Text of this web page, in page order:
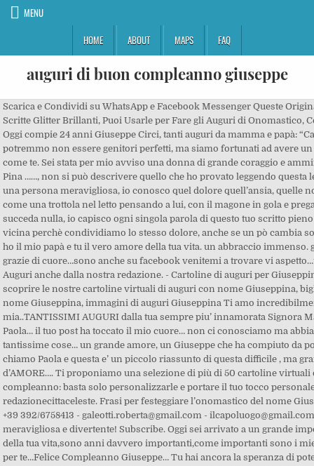
MENU
HOME
ABOUT MAPS FAQ
auguri di buon compleanno giuseppe
Scarica e Condividi su WhatsApp e Facebook Messenger Queste Originali Cartoline con Scritte Glitter Brillanti, Puoi Usarle per Fare gli Auguri di Onomastico, Compleanno o … Oggi compie 24 anni Giuseppe Circi, tanti auguri da mamma e papà: “Caro Giuseppe, potremmo non essere genitori perfetti, ma siamo fortunati ad avere un figlio perfetto come te. Sei stata per mio avviso una donna di grande coraggio e ammirazione , un amica Pina ……, non si può descrivere quello che ho provato leggendo questa lettera, tu paola sei una persona meravigliosa, io conosco quel dolore quell’ansia, quelle notti buie dove rigiri come una trottola nel letto pensando a lui, con il magone in gola e pregando che non le succeda nulla, io capisco ogni singola parola di questo tuo scritto pieno d’amore ti sono vicina perchè condividiamo lo stesso dolore, anche se un pò cambia solo xchè lì dentro io ho il mio papà e tu il vero amore della tua vita. un abbraccio immenso. grazie marialuce, grazie di cuore…sono anche su facebook venitemi a trovare vi aspetto…un abbraccio!!! Auguri anche dalla nostra redazione. - Cartoline di auguri per Giuseppina - Vi invitiamo a scoprire le nostre cartoline virtuali di auguri con nome Giuseppina, biglietti di auguri con nome Giuseppina, immagini di auguri Giuseppina Ti amo incredibilmente anima mia..TANTISSIMI AUGURI dalla tua sempre piu’ innamorata Signora Martena J. Cara Paola… il tuo post ha toccato il mio cuore… non ci conosciamo ma abbiamo in comune tantissime cose… un grande amore, un Giuseppe che ha compiuto da poco 32 anni. Io mi chiamo Paola e questa e’ un piccolo riassunto di questa difficile , ma grandissima storia d’AMORE…. Ti proponiamo una selezione di più di 50 cartoline virtuali di auguri di buon compleanno: basta solo personalizzarle e portare il tuo tocco personale. di redazionecittaceleste. Frasi per festeggiare l’onomastico del nome Giuseppe il 19 marzo. +39 392/6758413 - galeotti.roberta@gmail.com - ilcapoluogo@gmail.com Sei una persona meravigliosa e divertente! Subscribe. Oggi sei arrivato a un grande importante traguardo della tua vita,sono anni davvero importanti,come importanti sono i miei auguri speciali per te…Felice Compleanno Giuseppe… Tu hai ancora la speranza di poter vivere una vita accanto all’uomo che ami, tu puoi ancora vederlo, sai che è li che ti aspetta, ed avete la speranza in un futuro. Visualizza altre idee su buon compleanno, auguri di compleanno, auguri di buon compleanno. 30 Novembre 2020 - 15: 02. Voglio che alla fine sia un documento che sensibilizzi a questa dura realtà, voglio che la gente capisca…conosca..apra gli occhi. Auguri di buon compleanno Giuseppe Martena.. da parte di tua moglie da alfrhaed | 12 Ott, 2010 | Messaggi nella bottiglia | 9 commenti Questo testo mi è giunto totalmente inaspettato sulla mia casella di posta elettronica, alle 4:15 di notte… il titolo era “vorrei poter fare gli auguri … buon giorno a tutti, questa mattina alle 6:00 ero gia’ sveglia e affacciandomi alla finestra ho notato che il tempo e’ triste e arrabbiato quanto me..piove e queste giornate incentivano solo la mia angoscia, ma non bisogna fermarsi troppo per pensare, altrimenti si rischia di impazzire…menomale che esistono gli impegni, le scadenze, i problemi quotidiani che per quanto possano sembrare difficili da affrontare perlomeno ti distolgono da quell’unico pensiero fisso che hai, oggi siamo a -7, il 20 andro’ dal mio amore, non vedo l’oraaaaaaaa! 67021 Picenze di Barisciano (Aq) In questi giorni a volte cupi, dove molte storie continuano a subire l’accanimento dei Cani Lupo.. dà sempre forza sentire manifestarsi il Potere dell’Amore. Ti amo tanto! Auguri di buon compleanno! E ti manca come quando hai sete e non hai acqua. Auguri di Buon Compleanno a Papa Francesco. Devi soltanto scrivere delle parole personali ed evocare dei souvenir con il destinatario che gli farà molto piacere. Mi sono commossa, e non sono riuscita a trattenere le lacrime…. Ti auguro molta fortuna e amore quest'anno! Se vuoi puoi trovarmi in facebook Paola Ruggeri Ussin. Ho stampato la tua lettera ti chiedo il permesso di prenderne spunto e magari di essermi di aiuto… immagino quanto sia dura, immagino la sofferenza che hai dentro, non so se mi vuoi essere di aiuto in questa cosa ma ne sarei davvero onorata e felice. Scusate l intromissione. Dopo di che non mi resta che ricomporre subito il mio cuore e aspettare di sentire il nome del mio uomo…e da quel momento in poi e’ solo gioia, la chiave gira nella porta e finisce l’intero mese fatto di quell’attesa..e con esso finisce la non-esistenza. Vivrete un domani radioso e felice, con il vostro Angelo… ve lo meritate, dopo tanta sofferenza. Auguri per il tuo ventiquattresimo compleanno da Papà e Mamma”. 16-ott-2019 - Esplora la bacheca "frasi di buon compleanno di giuseppe gian lopez" di giangiuseppelop su Pinterest. Buon Compleanno Giuseppe: immagini, frasi e video di auguri Sai sto scrivendo un libro con un mio carissimo amico ergastolano detenuto a Biella, l’argomento che vogliamo trattare è proprio il tuo. Dì la tua 0 . I campi obbligatori sono contrassegnati *, Associazione "Fuori dall'ombra" - CF 97065920791. di. Visualizza altre idee su buon onomastico, onomastico, buon compleanno. Ti abbraccio forte, e attraverso te abbraccio il tuo Giuseppe… Quanto amore e dedizione, in quelle righe, che mi hanno toccato il cuore… Cara Paola, non ti conosco, ma leggere la tua lettera è stato come se ti conoscessi…. Anche noi sai, abbiamo tanti progetti… anch’io aspetto le lettere come una specie di soffio di vita, torno da lavoro nella pausa pranzo, perché non riesco ad aspettare la sera… rileggo ogni lettera mille volte, e mi innamoro di lui ogni giorno sempre di più… E vero mia cara quando avviene un distacco come questo , senti il dolore , che ti insegue , ma ‘l’unica cura , e essere occupata al massimo , non importa ti sentirai stanca , ma ti salverai da quell’oribile luogo , dove molti ci cadone , e d’è la fine …. Buon Compleanno Giuseppe! la tua pace deve venire , in tuo aiuto , facendoti vivere per la tua creatura , che tu madre , hai messo al mondo e sei tu oggi responsabile del suo futuro , abbi cura di tè , a proseguire , tenendo nel tuo cuore , il tuo amato Giuseppe per tutta la tua vita .. Giuseppe Martena non è esattamente un ergastolano. Da premettere che non permettero’ mai a nessuno di guardarmi con occhi pietosi, ma solo chi non vive queste realta’ puo’ pensare a me come ad una poveretta…noi donne che seguiamo i nostri uomini nonostante la condizione non siamo delle povere donne, ma siamo delle donne molto forti, determinate e capaci di amare nonostante tutto..ed io per questo mi sento molto fortunata e non cambierei mai la mia vita attuale, a costo di dover lavorare 24 ore su 24 e di patire la solitudine fino alla morte per ritrovarmi a vivere una vita povera…in quanto io mi sento ricca dentro e quando sono con il Mio Giuseppe riesco addirittura a sentirmi una principessa..grazie care amiche, grazie di cuore, mi avete regalato un sorriso, un raggio di sole in una giornata triste e spenta! Incontro i suoi occhi, le sue braccia mi stringono a lui e in quell’abbraccio c’e’ di tutto, e poi c’e’ quel bacio cosi’ dolce e mai rassegnato , appena le sue labbra si poggiano sulle mie mi sento fortunata e dimentico ogni fatica, ma d’istinto ti guardi intorno e non puoi che renderti conto che e’ una continua , impercettibile violazione quella che vive la mia persona, obbligata a mettere in pubblico ogni sguardo, ogni sorriso, ogni gesto tenero, ogni minima effusione, tutto e’ intimita’, anche un sorriso o una lacrima , ma in quel contesto l’intimita’ ti viene negata. DIO…. Ma poi c’è la telefonata… oh si 10 minuti registrati, dove non si capisce niente perché le linee sono intasate, ma lo senti al telefono… e quando inizi a discutere superando l’imbarazzo del momento, quel bip che ti interrompe e la linea cade… ti accorgi di non avergli detto quello che volevi, io ogni volta mi propongo quando sento il bip di salutarlo dolcemente, ma… o non sento